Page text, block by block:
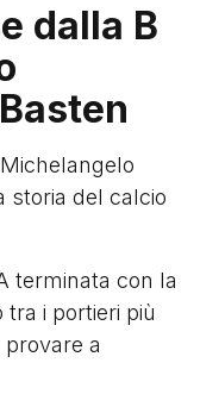
dalla B
storia del calcio
terminata con la
i portieri più
a